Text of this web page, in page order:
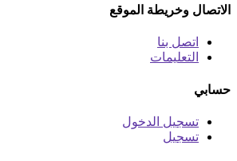
الاتصال وخريطة الموقع
اتصل بنا
التعليمات
حسابي
تسجيل الدخول
تسجيل